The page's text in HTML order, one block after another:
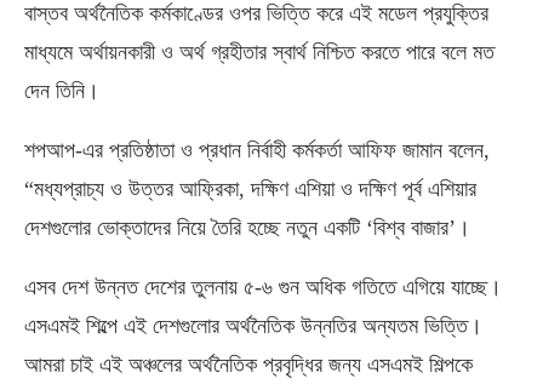
বাস্তব অর্থনৈতিক কর্মকাণ্ডের ওপর ভিত্তি করে এই মডেল প্রযুক্তির
মাধ্যমে অর্থায়নকারী ও অর্থ গ্রহীতার স্বার্থ নিশ্চিত করতে পারে বলে মত
দেন তিনি।
শপআপ-এর প্রতিষ্ঠাতা ও প্রধান নির্বাহী কর্মকর্তা আফিফ জামান বলেন,
“মধ্যপ্রাচ্য ও উত্তর আফ্রিকা, দক্ষিণ এশিয়া ও দক্ষিণ পূর্ব এশিয়ার
দেশগুলোর ভোক্তাদের নিয়ে তৈরি হচ্ছে নতুন একটি ‘বিশ্ব বাজার’।
এসব দেশ উন্নত দেশের তুলনায় ৫-৬ গুন অধিক গতিতে এগিয়ে যাচ্ছে।
এসএমই শিল্পে এই দেশগুলোর অর্থনৈতিক উন্নতির অন্যতম ভিত্তি।
আমরা চাই এই অঞ্চলের অর্থনৈতিক প্রবৃদ্ধির জন্য এসএমই শিল্পকে